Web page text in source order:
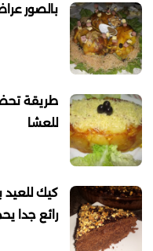
بالصور
طريقة
للعشا
كيك للعيد
رائع جدا